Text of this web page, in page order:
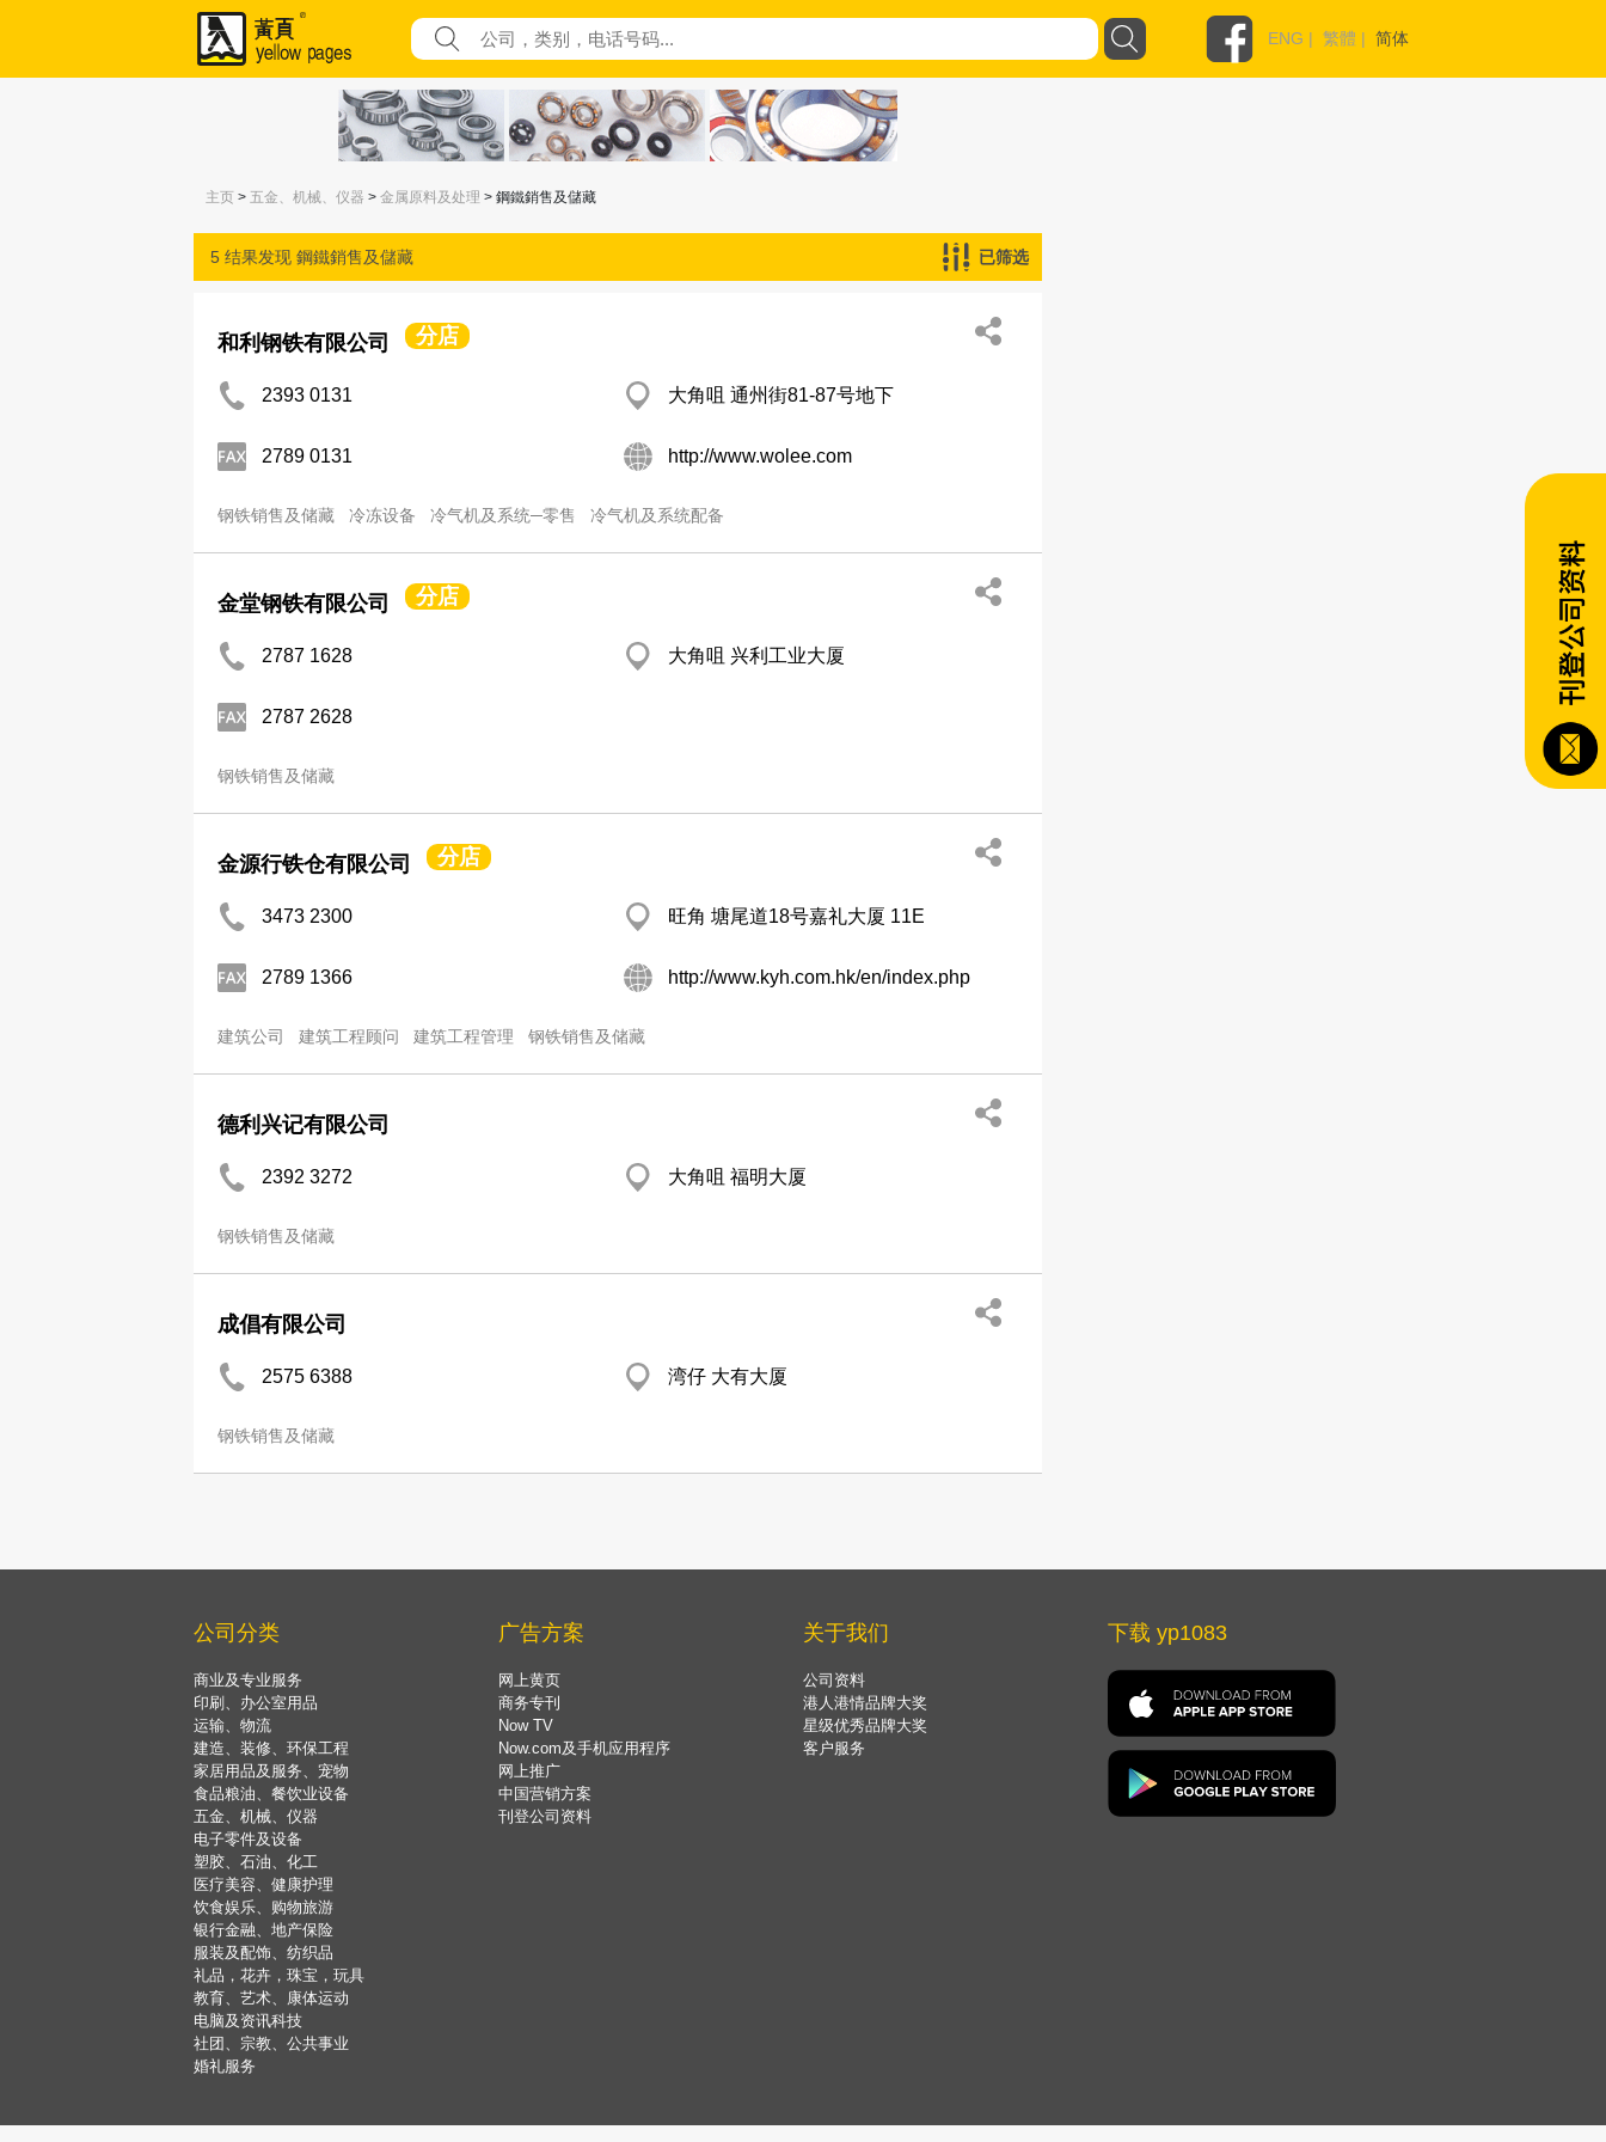
ENG | 繁體 | 简体
主页 > 五金、机械、仪器 > 金属原料及处理 > 鋼鐵銷售及儲藏
5 结果发现 鋼鐵銷售及儲藏 已筛选
和利钢铁有限公司 分店
2393 0131 大角咀 通州街81-87号地下
2789 0131 http://www.wolee.com
钢铁销售及储藏 冷冻设备 冷气机及系统─零售 冷气机及系统配备
金堂钢铁有限公司 分店
2787 1628 大角咀 兴利工业大厦
2787 2628
钢铁销售及储藏
金源行铁仓有限公司 分店
3473 2300 旺角 塘尾道18号嘉礼大厦 11E
2789 1366 http://www.kyh.com.hk/en/index.php
建筑公司 建筑工程顾问 建筑工程管理 钢铁销售及储藏
德利兴记有限公司
2392 3272 大角咀 福明大厦
钢铁销售及储藏
成倡有限公司
2575 6388 湾仔 大有大厦
钢铁销售及储藏
公司分类
商业及专业服务
印刷、办公室用品
运输、物流
建造、装修、环保工程
家居用品及服务、宠物
食品粮油、餐饮业设备
五金、机械、仪器
电子零件及设备
塑胶、石油、化工
医疗美容、健康护理
饮食娱乐、购物旅游
银行金融、地产保险
服装及配饰、纺织品
礼品，花卉，珠宝，玩具
教育、艺术、康体运动
电脑及资讯科技
社团、宗教、公共事业
婚礼服务
广告方案
网上黄页
商务专刊
Now TV
Now.com及手机应用程序
网上推广
中国营销方案
刊登公司资料
关于我们
公司资料
港人港情品牌大奖
星级优秀品牌大奖
客户服务
下载 yp1083